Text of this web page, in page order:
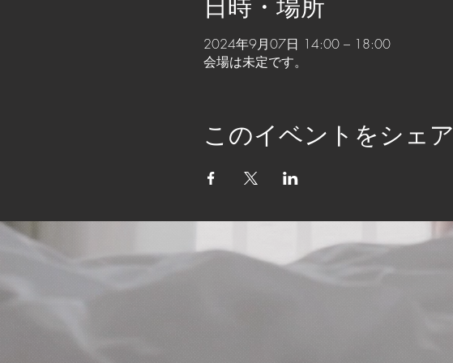
日時・場所
2024年9月07日 14:00 – 18:00
会場は未定です。
このイベントをシェア